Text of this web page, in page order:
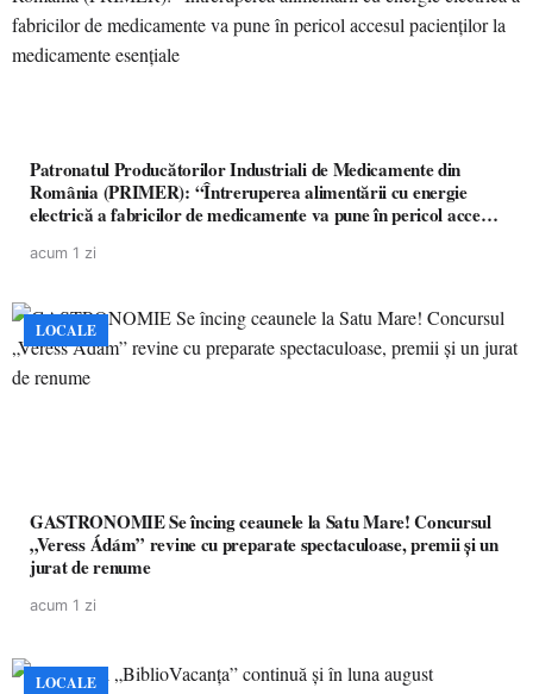
Patronatul Producătorilor Industriali de Medicamente din
România (PRIMER): “Întreruperea alimentării cu energie
electrică a fabricilor de medicamente va pune în pericol accesul
acum 1 zi
LOCALE
GASTRONOMIE Se încing ceaunele la Satu Mare! Concursul
„Veress Ádám” revine cu preparate spectaculoase, premii și un
jurat de renume
acum 1 zi
LOCALE